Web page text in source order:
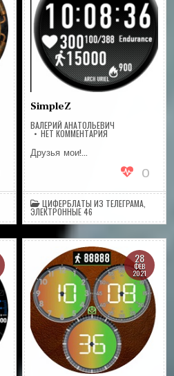
SimpleZ
ВАЛЕРИЙ АНАТОЛЬЕВИЧ
НЕТ КОММЕНТАРИЯНА
Друзья мои!…
0
ЦИФЕРБЛАТЫ ИЗ ТЕЛЕГРАМА
ЭЛЕКТРОННЫЕ 46
28
ФЕВ
2021